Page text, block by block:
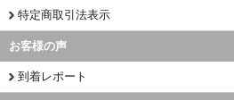
特定商取引法表示
お客様の声
到着レポート